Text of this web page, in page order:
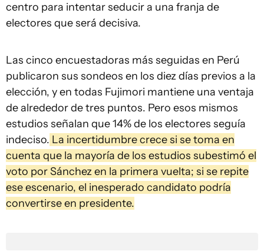
centro para intentar seducir a una franja de
electores que será decisiva.
Las cinco encuestadoras más seguidas en Perú
publicaron sus sondeos en los diez días previos a la
elección, y en todas Fujimori mantiene una ventaja
de alrededor de tres puntos. Pero esos mismos
estudios señalan que 14% de los electores seguía
indeciso. La incertidumbre crece si se toma en
cuenta que la mayoría de los estudios subestimó el
voto por Sánchez en la primera vuelta; si se repite
ese escenario, el inesperado candidato podría
convertirse en presidente.